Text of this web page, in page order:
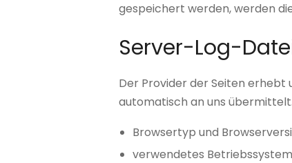
gespeichert werden, werden
Server-Log-
Der Provider der Seiten
automatisch an uns übermittelt.
Browsertyp und
verwendetes Betriebssystem